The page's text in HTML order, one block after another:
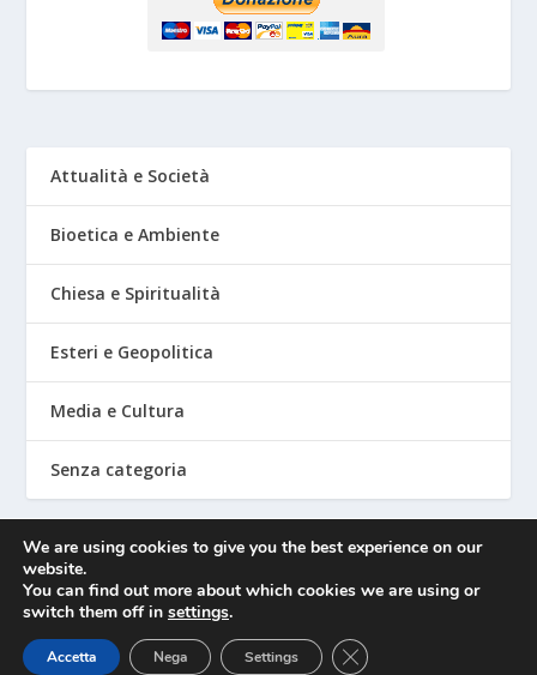
Attualità e Società
Bioetica e Ambiente
Chiesa e Spiritualità
Esteri e Geopolitica
Media e Cultura
Senza categoria
Mediafighter
We are using cookies to give you the best experience on our
website.
You can find out more about which cookies we are using or
switch them off in settings.
Accetta Nega Settings CLOSE GDPR COOKIE